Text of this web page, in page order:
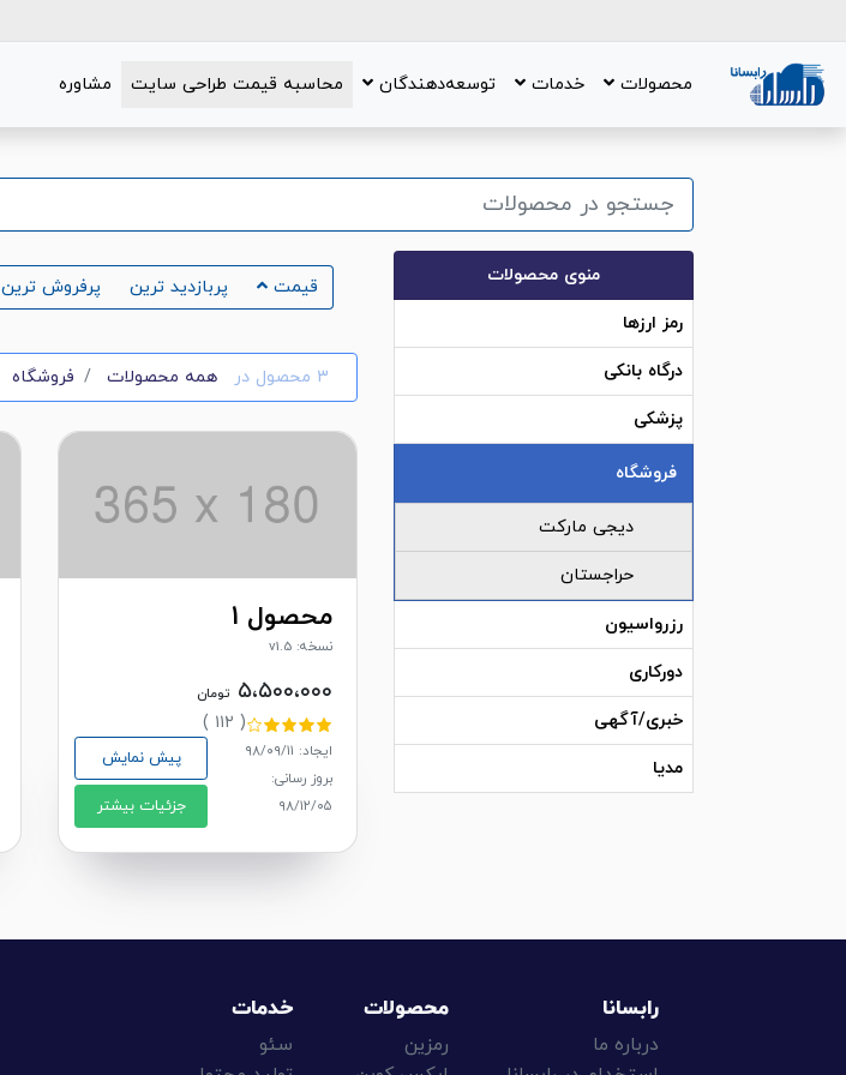
محصولات خدمات توسعه‌دهندگان محاسبه قیمت طراحی سایت مشاوره
منوی محصولات
رمز ارزها
درگاه بانکی
پزشکی
فروشگاه
دیجی مارکت
حراجستان
رزرواسیون
دورکاری
خبری/آگهی
مدیا
قیمت پربازدید ترین پرفروش ترین
٣ محصول در همه محصولات فروشگاه
محصول 1
نسخه: v1.5
۵،۵۰۰،۰۰۰ تومان
( ۱۱۲ )
ایجاد: ۹۸/۰۹/۱۱
بروز رسانی:
۹۸/۱۲/۰۵
پیش نمایش
جزئیات بیشتر
رابسانا
درباره ما
محصولات
رمزین
خدمات
سئو